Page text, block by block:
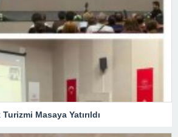
Masaya Yatırıldı